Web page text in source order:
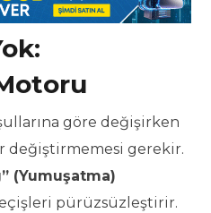
göre değişirken
değiştirmemesi gerekir.
(Yumuşatma)
pürüzsüzleştirir.